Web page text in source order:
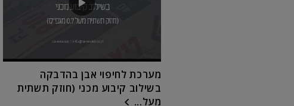
מערכת לחיפוי אבן בהדבקה
בשילוב קיבוע מכני (חוזק תשתית
מעל...